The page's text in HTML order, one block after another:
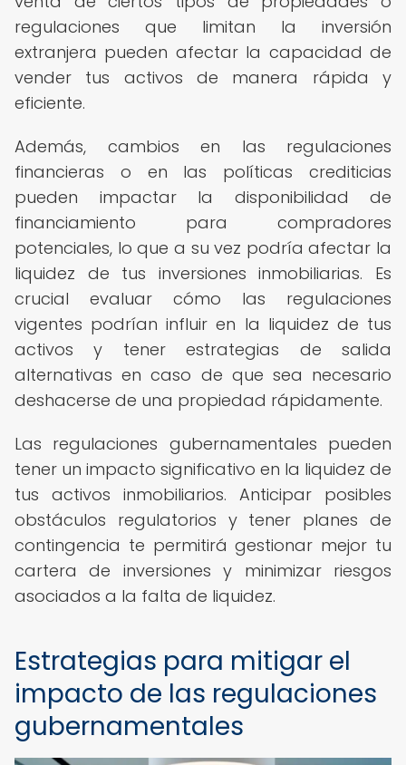
regulaciones que limitan la inversión
extranjera pueden afectar la capacidad de
vender tus activos de manera rápida y
eficiente.
Además, cambios en las regulaciones
financieras o en las políticas crediticias
pueden impactar la disponibilidad de
financiamiento para compradores
potenciales, lo que a su vez podría afectar la
liquidez de tus inversiones inmobiliarias. Es
crucial evaluar cómo las regulaciones
vigentes podrían influir en la liquidez de tus
activos y tener estrategias de salida
alternativas en caso de que sea necesario
deshacerse de una propiedad rápidamente.
Las regulaciones gubernamentales pueden
tener un impacto significativo en la liquidez de
tus activos inmobiliarios. Anticipar posibles
obstáculos regulatorios y tener planes de
contingencia te permitirá gestionar mejor tu
cartera de inversiones y minimizar riesgos
asociados a la falta de liquidez.
Estrategias para mitigar el
impacto de las regulaciones
gubernamentales